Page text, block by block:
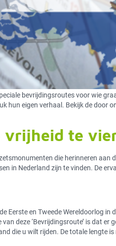
bevrijdingsroutes voor wie
hun eigen verhaal. Bekijk de door
vrijheid te
die herinneren aan
in Nederland zijn te vinden. De
Eerste en Tweede Wereldoorlog in
deze ‘Bevrijdingsroute’ is dat er
die u wilt rijden. De totale lengte is